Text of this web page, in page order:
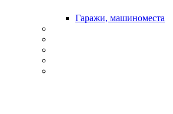
Гаражи, машиноместа